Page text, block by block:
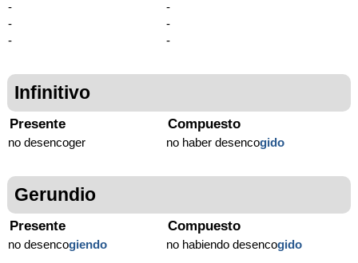
-
-
-
-
-
-
Infinitivo
Presente
no desencoger
Compuesto
no haber desencogido
Gerundio
Presente
no desencogiendo
Compuesto
no habiendo desencogido